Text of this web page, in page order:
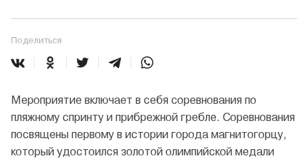
Поделиться
Мероприятие включает в себя соревнования по
пляжному спринту и прибрежной гребле. Соревнования
посвящены первому в истории города магнитогорцу,
который удостоился золотой олимпийской медали